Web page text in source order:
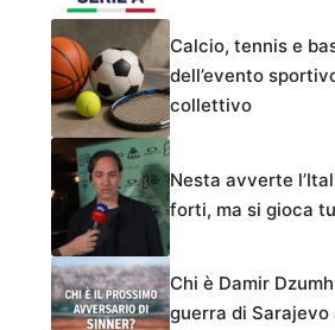
Calcio, tennis e
dell’evento
collettivo
Nesta avverte
forti, ma si gioca
Chi è Damir
guerra di Sarajevo